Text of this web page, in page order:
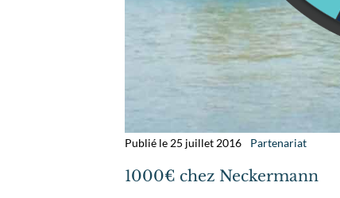
Publié le 25 juillet 2016 Partenariat
1000€ chez Neckermann